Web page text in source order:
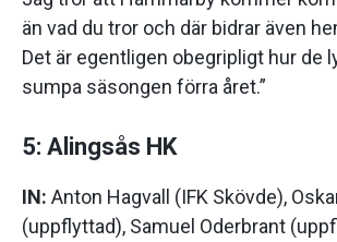
än vad du tror och där bidrar även
Det är egentligen obegripligt hur de
sumpa säsongen förra året.”
5: Alingsås HK
IN: Anton Hagvall (IFK Skövde),
(uppflyttad), Samuel Oderbrant